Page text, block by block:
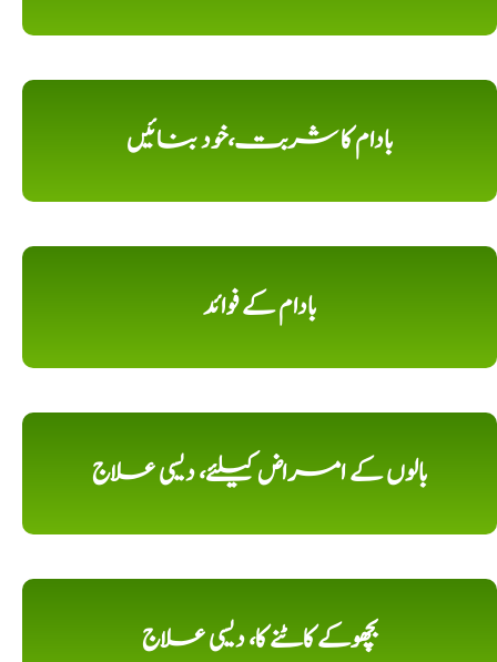
بادام کا شربت،خود بنائیں
بادام کے فوائد
بالوں کے امراض کیلئے، دیسی علاج
بچھوکے کاٹنے کا، دیسی علاج